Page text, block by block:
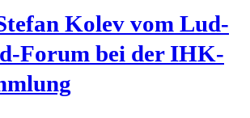
Kolev vom Lud­
Forum bei der IHK-